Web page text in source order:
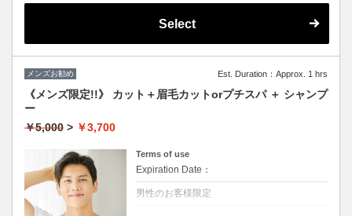
る頭皮の匂いなどもなくなります☆（髪の毛
に付着しているカルシュウムを除去すること
により根本の立ち上がりが凄いです）
Select
メンズお勧め Est. Duration：Approx. 1 hrs
《メンズ限定!!》 カット＋眉毛カットorプチスパ ＋ シャンプ
ー
￥5,000 > ￥3,700
Terms of use
Expiration Date：
男性のお客様限定